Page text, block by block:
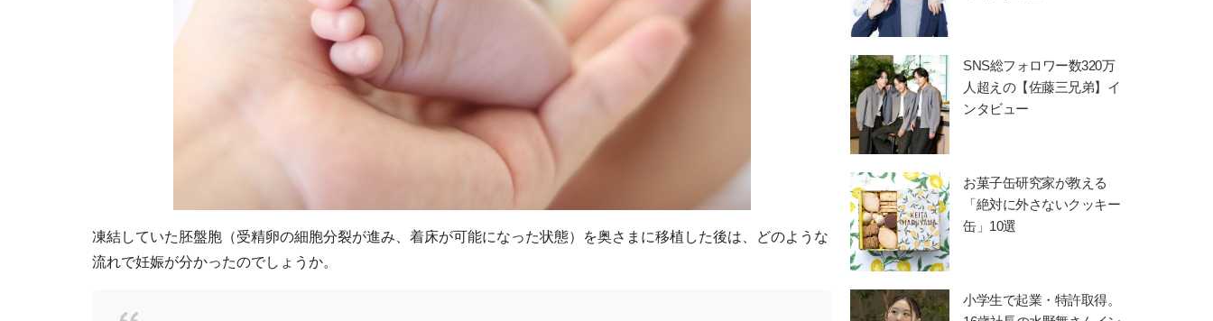
凍結していた胚盤胞（受精卵の細胞分裂が進み、着床が可能になった状態）を奥さまに移植した後は、どのような
流れで妊娠が分かったのでしょうか。
SNS総フォロワー数320万
人超えの【佐藤三兄弟】イ
ンタビュー
お菓子缶研究家が教える
「絶対に外さないクッキー
缶」10選
小学生で起業・特許取得。